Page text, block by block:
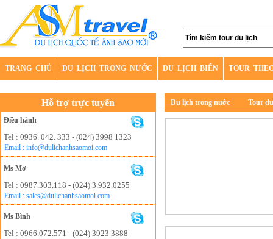
TRANG CHỦ DU LỊCH TRONG NƯỚC DU LỊCH BIỂN TOUR
Hỗ trợ trực tuyến
Điều hành
Tel : 0936. 042. 333 - (024) 3998 1323
Email : info@dulichanhsaomoi.com
Ms Mơ
Tel : 0987.303.118 - (024) 3.932.0255
Email : sales@dulichanhsaomoi.com
Ms Bình
Tel : 0966.072.571 - (024) 3923 3888
Du lịch trong nước Tour